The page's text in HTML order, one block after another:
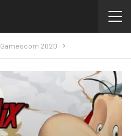
Gamescom 2020